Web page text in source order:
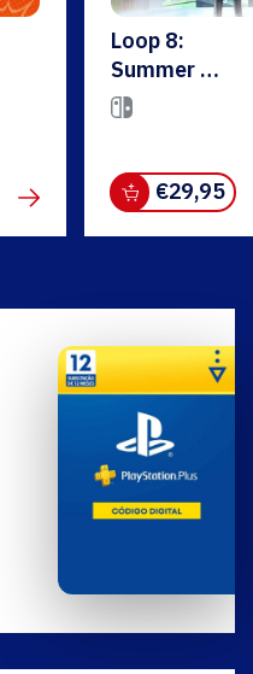
Loop 8:
Summer of
Gods
€29,95